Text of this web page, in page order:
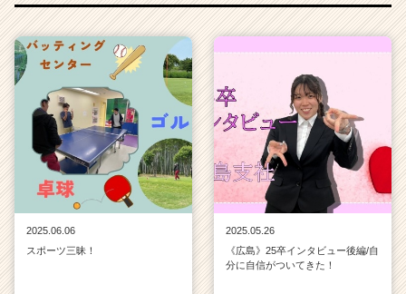
2025.06.06
スポーツ三昧！
2025.05.26
《広島》25卒インタビュー後編/自
分に自信がついてきた！